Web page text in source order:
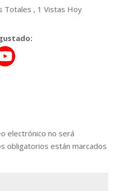
Totales , 1 Vistas Hoy
electrónico no será
obligatorios están marcados